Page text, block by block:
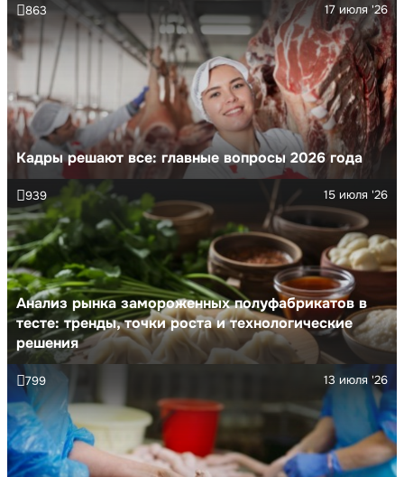
Кадры решают все: главные вопросы 2026 года
17 июля '26
863
Анализ рынка замороженных полуфабрикатов в
тесте: тренды, точки роста и технологические
решения
15 июля '26
939
13 июля '26
799